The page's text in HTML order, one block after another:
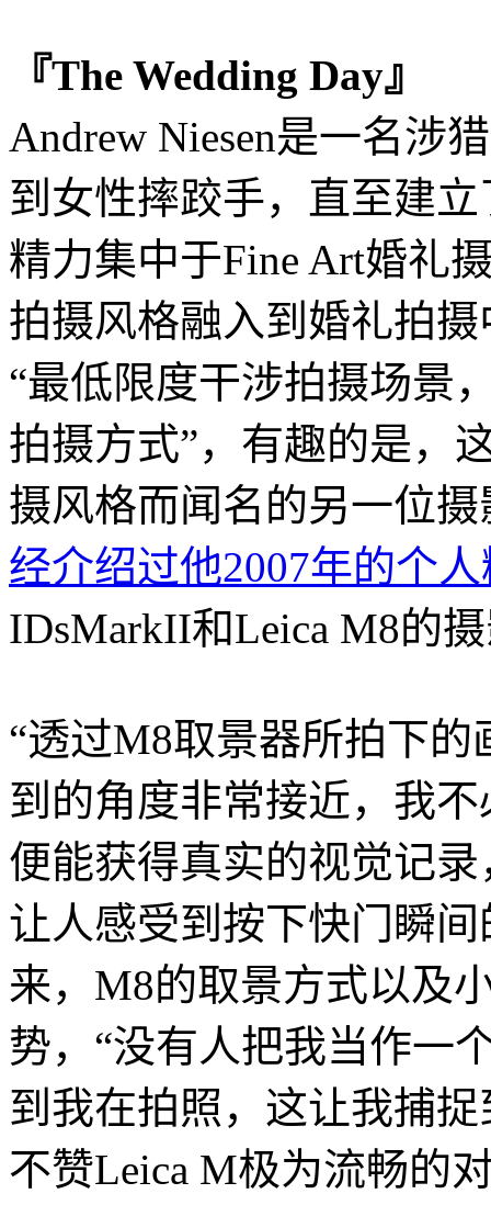
『The Wedding Day』
Andrew Niesen是一名涉
到女性摔跤手，直至建
精力集中于Fine Art婚礼
拍摄风格融入到婚礼拍
“最低限度干涉拍摄场景
拍摄方式”，有趣的是，
摄风格而闻名的另一位
经介绍过他2007年的个
IDsMarkII和Leica M8的
“透过M8取景器所拍下
到的角度非常接近，我
便能获得真实的视觉记
让人感受到按下快门瞬间
来，M8的取景方式以及
势，“没有人把我当作一
到我在拍照，这让我捕
不赞Leica M极为流畅的